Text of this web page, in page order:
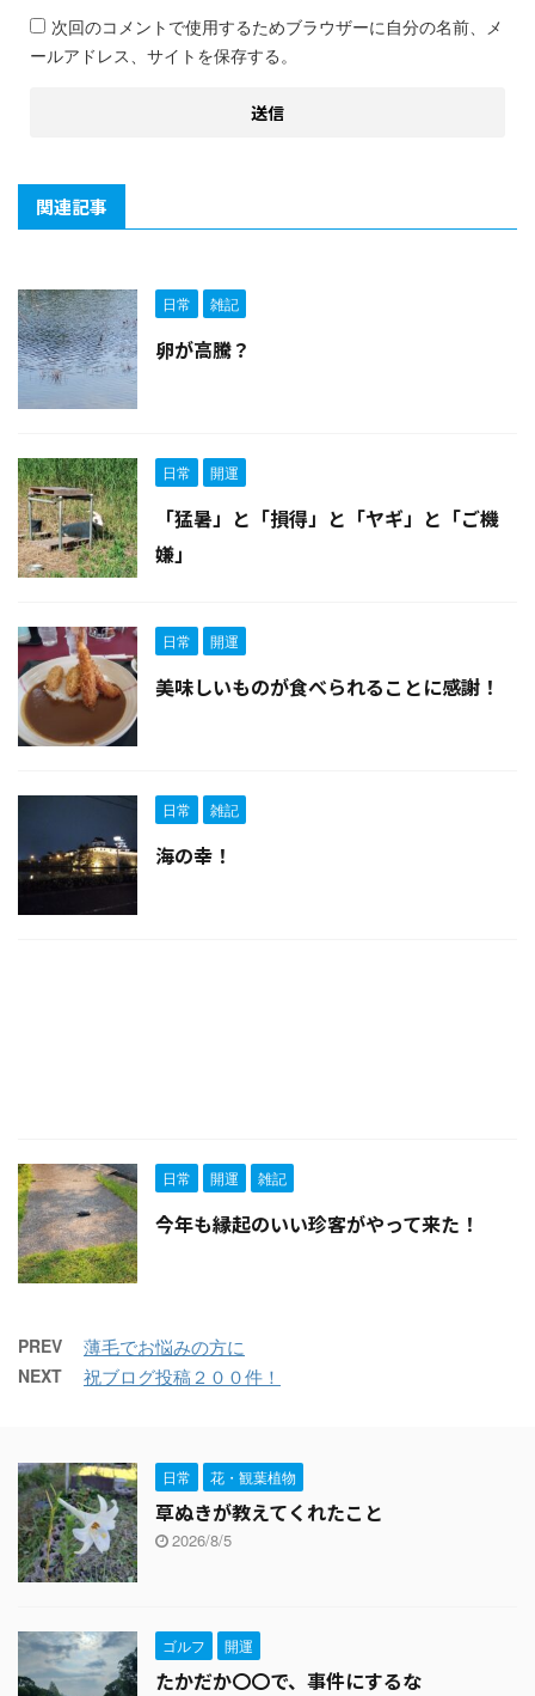
次回のコメントで使用するためブラウザーに自分の名前、メ
ールアドレス、サイトを保存する。
関連記事
日常 雑記
卵が高騰？
日常 開運
「猛暑」と「損得」と「ヤギ」と「ご機
嫌」
日常 開運
美味しいものが食べられることに感謝！
日常 雑記
海の幸！
日常 開運 雑記
今年も縁起のいい珍客がやって来た！
PREV 薄毛でお悩みの方に
NEXT 祝ブログ投稿２００件！
日常 花・観葉植物
草ぬきが教えてくれたこと
2026/8/5
ゴルフ 開運
たかだか〇〇で、事件にするな